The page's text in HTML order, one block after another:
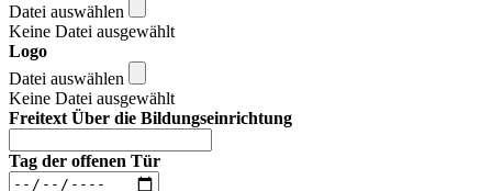
Datei auswählen
Keine Datei ausgewählt
Logo
Datei auswählen
Keine Datei ausgewählt
Freitext Über die Bildungseinrichtung
Tag der offenen Tür